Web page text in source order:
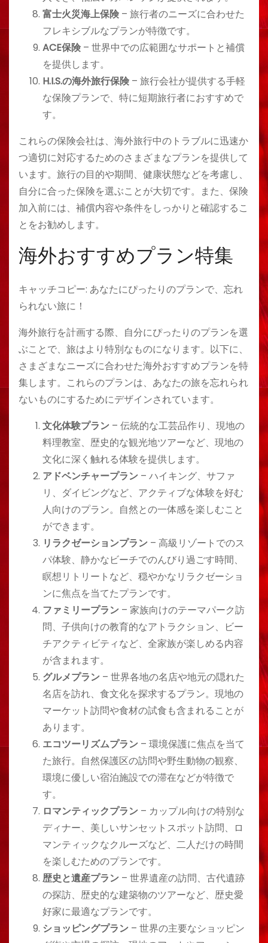
富士火災海上保険– 旅行者のニーズに合わせた
フレキシブルなプランが特徴です。
ACE保険– 世界中での広範囲なサポートと補償
を提供します。
H.I.S.の海外旅行保険– 旅行会社が提供する手軽
な保険プランで、特に短期旅行者におすすめで
す。
これらの保険会社は、海外旅行中のトラブルに迅速か
つ適切に対応するためのさまざまなプランを提供して
います。旅行の目的や期間、健康状態などを考慮し、
自分に合った保険を選ぶことが大切です。また、保険
加入前には、補償内容や条件をしっかりと確認するこ
とをお勧めします。
海外おすすめプラン特集
キャッチコピー: あなたにぴったりのプランで、忘れ
られない旅に！
海外旅行を計画する際、自分にぴったりのプランを選
ぶことで、旅はより特別なものになります。以下に、
さまざまなニーズに合わせた海外おすすめプランを特
集します。これらのプランは、あなたの旅を忘れられ
ないものにするためにデザインされています。
文化体験プラン – 伝統的な工芸品作り、現地の
料理教室、歴史的な観光地ツアーなど、現地の
文化に深く触れる体験を提供します。
アドベンチャープラン – ハイキング、サファ
リ、ダイビングなど、アクティブな体験を好む
人向けのプラン。自然との一体感を楽しむこと
ができます。
リラクゼーションプラン – 高級リゾートでのス
パ体験、静かなビーチでのんびり過ごす時間、
瞑想リトリートなど、穏やかなリラクゼーショ
ンに焦点を当てたプランです。
ファミリープラン – 家族向けのテーマパーク訪
問、子供向けの教育的なアトラクション、ビー
チアクティビティなど、全家族が楽しめる内容
が含まれます。
グルメプラン – 世界各地の名店や地元の隠れた
名店を訪れ、食文化を探求するプラン。現地の
マーケット訪問や食材の試食も含まれることが
あります。
エコツーリズムプラン – 環境保護に焦点を当て
た旅行。自然保護区の訪問や野生動物の観察、
環境に優しい宿泊施設での滞在などが特徴で
す。
ロマンティックプラン – カップル向けの特別な
ディナー、美しいサンセットスポット訪問、ロ
マンティックなクルーズなど、二人だけの時間
を楽しむためのプランです。
歴史と遺産プラン – 世界遺産の訪問、古代遺跡
の探訪、歴史的な建築物のツアーなど、歴史愛
好家に最適なプランです。
ショッピングプラン – 世界の主要なショッピン